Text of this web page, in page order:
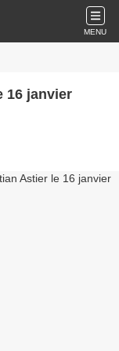
MENU
16 janvier